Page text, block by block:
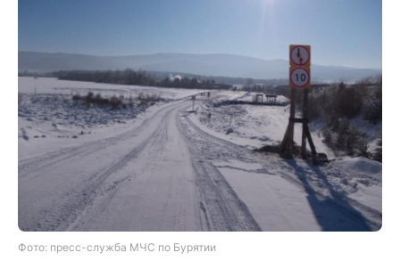
Фото: пресс-служба МЧС по Бурятии